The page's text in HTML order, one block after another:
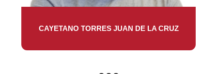
CAYETANO TORRES JUAN DE LA CRUZ